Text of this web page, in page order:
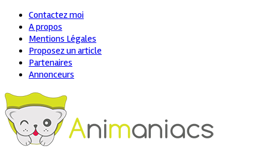
Contactez moi
A propos
Mentions Légales
Proposez un article
Partenaires
Annonceurs